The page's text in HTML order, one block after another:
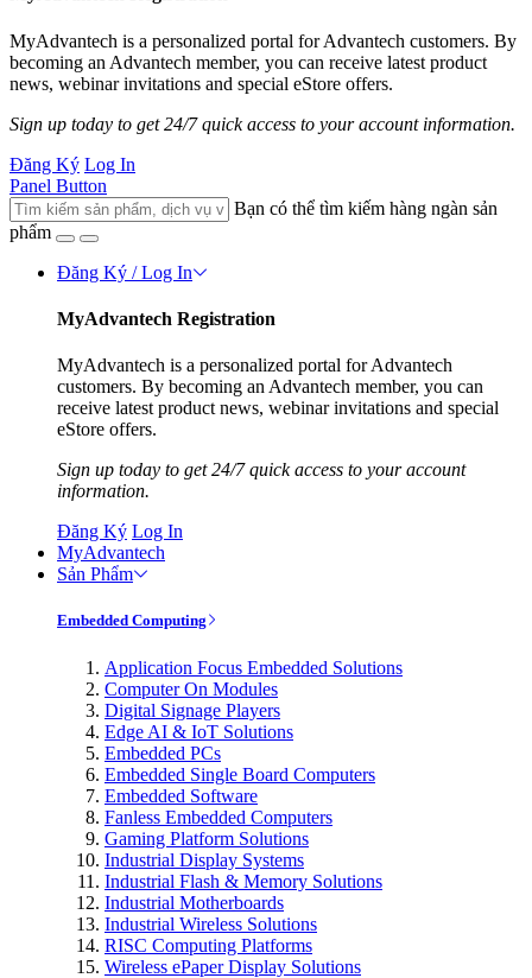
MyAdvantech is a personalized portal for Advantech customers. By
becoming an Advantech member, you can receive latest product
news, webinar invitations and special eStore offers.
Sign up today to get 24/7 quick access to your account information.
Đăng Ký Log In
Panel Button
Bạn có thể tìm kiếm hàng ngàn sản
phẩm
Đăng Ký / Log In
MyAdvantech Registration
MyAdvantech is a personalized portal for Advantech
customers. By becoming an Advantech member, you can
receive latest product news, webinar invitations and special
eStore offers.
Sign up today to get 24/7 quick access to your account
information.
Đăng Ký Log In
MyAdvantech
Sản Phẩm
Embedded Computing
Application Focus Embedded Solutions
Computer On Modules
Digital Signage Players
Edge AI & IoT Solutions
Embedded PCs
Embedded Single Board Computers
Embedded Software
Fanless Embedded Computers
Gaming Platform Solutions
Industrial Display Systems
Industrial Flash & Memory Solutions
Industrial Motherboards
Industrial Wireless Solutions
RISC Computing Platforms
Wireless ePaper Display Solutions